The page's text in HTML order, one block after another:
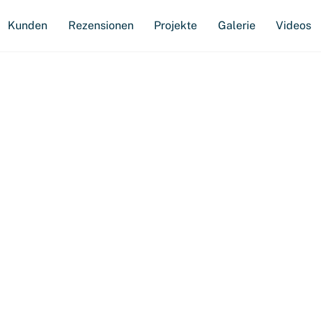
Kunden Rezensionen Projekte Galerie Videos